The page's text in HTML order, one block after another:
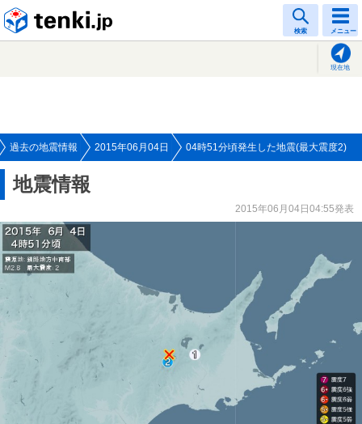
検索 メニュー
現在地
過去の地震情報 2015年06月04日 04時51分頃発生した地震(最大震度2)
地震情報
2015年06月04日04:55発表